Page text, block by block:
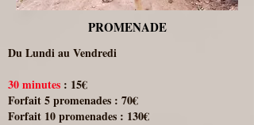
PROMENADE
Du Lundi au Vendredi
30 minutes : 15€
Forfait 5 promenades : 70€
Forfait 10 promenades : 130€